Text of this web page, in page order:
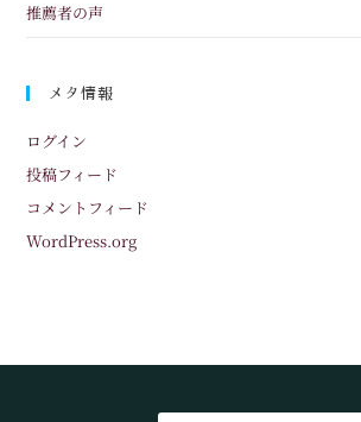
推薦者の声
メタ情報
ログイン
投稿フィード
コメントフィード
WordPress.org